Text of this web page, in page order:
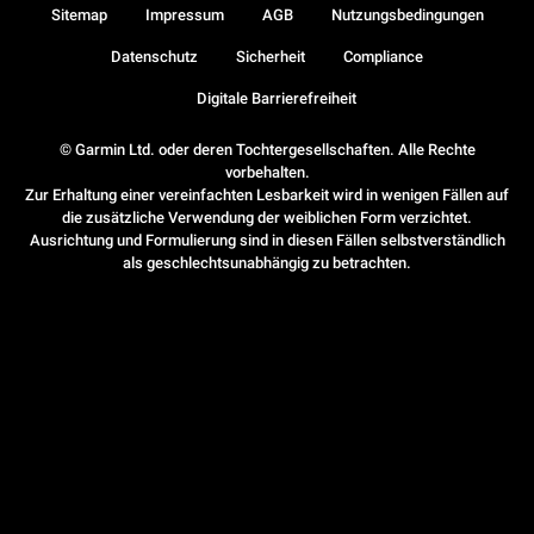
© Garmin Ltd. oder deren Tochtergesellschaften. Alle Rechte
vorbehalten.
Zur Erhaltung einer vereinfachten Lesbarkeit wird in wenigen Fällen auf
die zusätzliche Verwendung der weiblichen Form verzichtet.
Ausrichtung und Formulierung sind in diesen Fällen selbstverständlich
als geschlechtsunabhängig zu betrachten.
Sitemap Impressum AGB Nutzungsbedingungen
Datenschutz Sicherheit Compliance
Digitale Barrierefreiheit